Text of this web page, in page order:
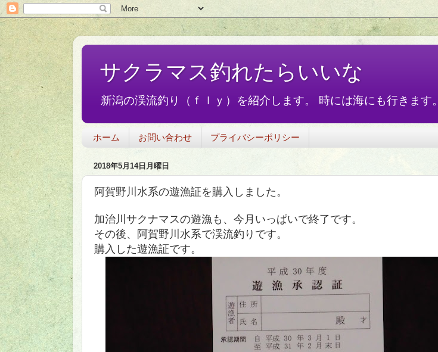
サクラマス釣れたらいいな
新潟の渓流釣り（ｆｌｙ）を紹介します。 時には海にも行きます。
ホーム お問い合わせ プライバシーポリシー
2018年5月14日月曜日
阿賀野川水系の遊漁証を購入しました。
加治川サクナマスの遊漁も、今月いっぱいで終了です。
その後、阿賀野川水系で渓流釣りです。
購入した遊漁証です。